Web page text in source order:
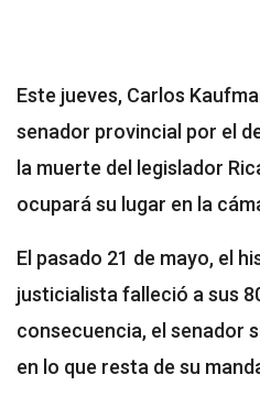
Este jueves, Carlos
senador provincial por el
la muerte del legislador
ocupará su lugar en la
El pasado 21 de mayo, el
justicialista falleció a sus
consecuencia, el senador
en lo que resta de su